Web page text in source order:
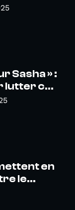
Sasha » :
lutter c...
en
le...